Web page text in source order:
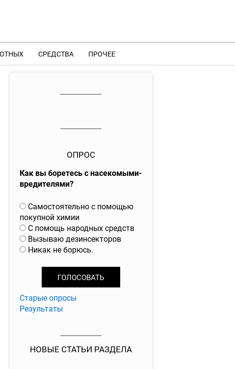
СРЕДСТВА ПРОЧЕЕ
ОПРОС
Как вы боретесь с насекомыми-
вредителями?
В
а
р
и
а
Самостоятельно с помощью
покупной химии
С помощь народных средств
Вызываю дезинсекторов
Никак не борюсь.
Старые опросы
Результаты
НОВЫЕ СТАТЬИ РАЗДЕЛА